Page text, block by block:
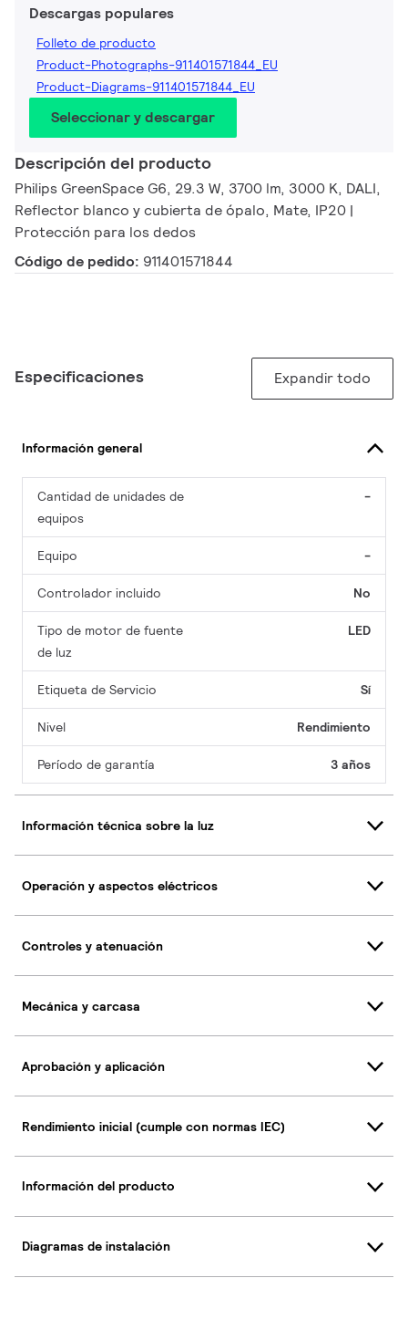
Descargas populares
Folleto de producto
Product-Photographs-911401571844_EU
Product-Diagrams-911401571844_EU
Seleccionar y descargar
Descripción del producto
Philips GreenSpace G6, 29.3 W, 3700 lm, 3000 K, DALI,
Reflector blanco y cubierta de ópalo, Mate, IP20 |
Protección para los dedos
Código de pedido: 911401571844
Especificaciones Expandir todo
Información general
Cantidad de unidades de
equipos
-
Equipo -
Controlador incluido No
Tipo de motor de fuente
de luz
LED
Etiqueta de Servicio Sí
Nivel Rendimiento
Período de garantía 3 años
Información técnica sobre la luz
Operación y aspectos eléctricos
Controles y atenuación
Mecánica y carcasa
Aprobación y aplicación
Rendimiento inicial (cumple con normas IEC)
Información del producto
Diagramas de instalación